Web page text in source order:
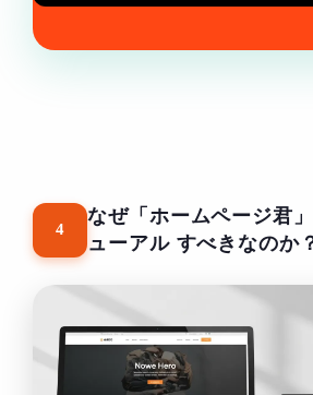
4
なぜ「ホームページ君
ューアルすべきなのか